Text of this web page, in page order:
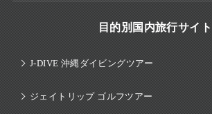
目的別国内旅行サイト
J-DIVE 沖縄ダイビングツアー
ジェイトリップ ゴルフツアー